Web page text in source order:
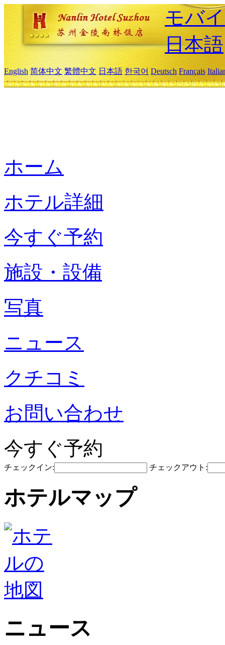
モバ
日本語
English 简体中文 繁體中文 日本語 한국어 Deutsch Français
ホーム
ホテル詳細
今すぐ予約
施設・設備
写真
ニュース
クチコミ
お問い合わせ
今すぐ予約
チェックイン: チェックアウト:
ホテルマップ
ニュース